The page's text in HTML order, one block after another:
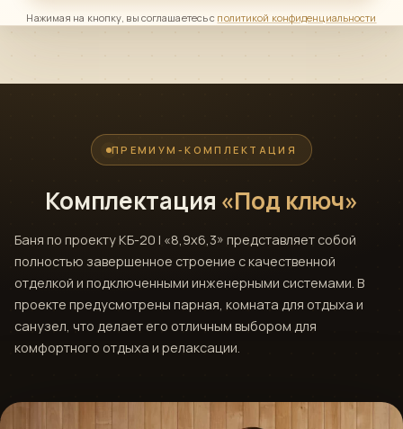
Нажимая на кнопку, вы соглашаетесь с политикой конфиденциальности
ПРЕМИУМ-КОМПЛЕКТАЦИЯ
Комплектация «Под ключ»
Баня по проекту КБ-20 | «8,9x6,3» представляет собой
полностью завершенное строение с качественной
отделкой и подключенными инженерными системами. В
проекте предусмотрены парная, комната для отдыха и
санузел, что делает его отличным выбором для
комфортного отдыха и релаксации.